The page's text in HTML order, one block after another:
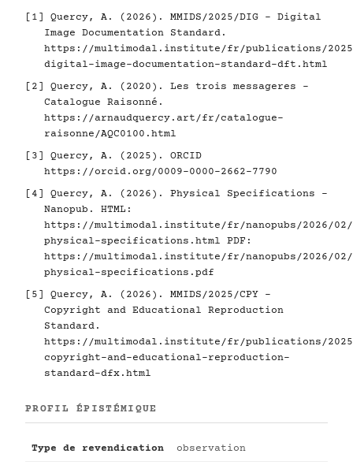
[1]
Quercy, A. (2026). MMIDS/2025/DIG - Digital
Image Documentation Standard.
https://multimodal.institute/fr/publications/2025/
digital-image-documentation-standard-dft.html
[2]
Quercy, A. (2020). Les trois messageres -
Catalogue Raisonné.
https://arnaudquercy.art/fr/catalogue-
raisonne/AQC0100.html
[3]
Quercy, A. (2025). ORCID
https://orcid.org/0009-0000-2662-7790
[4]
Quercy, A. (2026). Physical Specifications -
Nanopub. HTML:
https://multimodal.institute/fr/nanopubs/2026/02/
physical-specifications.html PDF:
https://multimodal.institute/fr/nanopubs/2026/02/
physical-specifications.pdf
[5]
Quercy, A. (2026). MMIDS/2025/CPY -
Copyright and Educational Reproduction
Standard.
https://multimodal.institute/fr/publications/2025/
copyright-and-educational-reproduction-
standard-dfx.html
PROFIL ÉPISTÉMIQUE
Type de revendication observation